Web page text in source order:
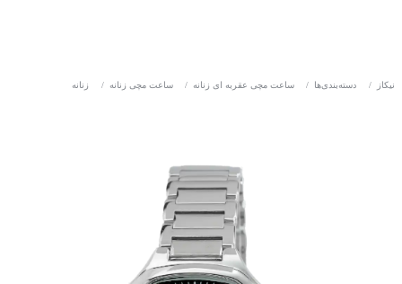
نیکاز / دسته‌بندی‌ها / ساعت مچی عقربه ای زنانه / ساعت مچی زنانه / زنانه